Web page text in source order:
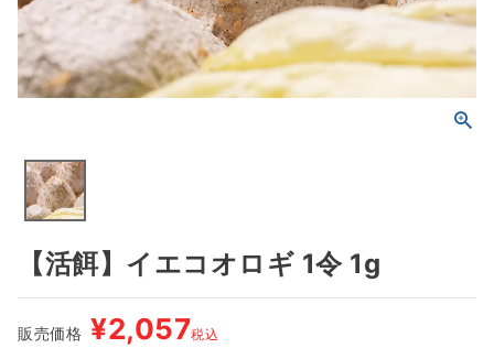
【活餌】イエコオロギ 1令 1g
販売価格 ¥2,057税込